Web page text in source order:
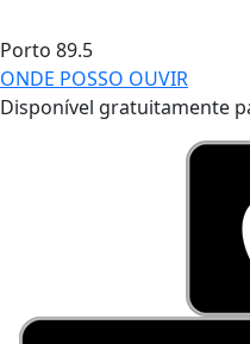
Porto 89.5
ONDE POSSO OUVIR
Disponível gratuitamente